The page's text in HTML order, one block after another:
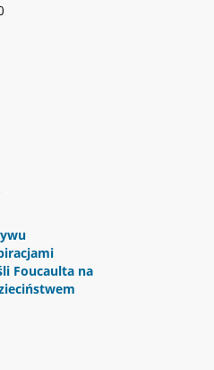
Foucaulta na